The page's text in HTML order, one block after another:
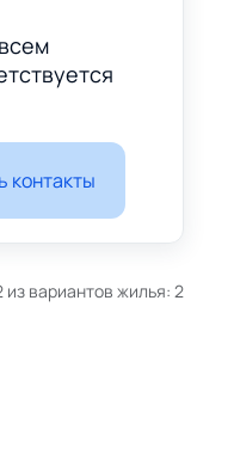
контакты
из вариантов жилья: 2